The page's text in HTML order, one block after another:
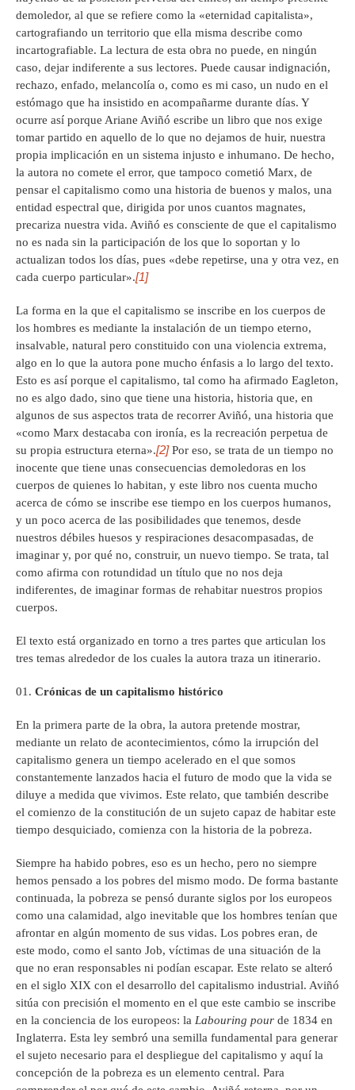
demoledor, al que se refiere como la «eternidad capitalista»,
cartografiando un territorio que ella misma describe como
incartografiable. La lectura de esta obra no puede, en ningún
caso, dejar indiferente a sus lectores. Puede causar indignación,
rechazo, enfado, melancolía o, como es mi caso, un nudo en el
estómago que ha insistido en acompañarme durante días. Y
ocurre así porque Ariane Aviñó escribe un libro que nos exige
tomar partido en aquello de lo que no dejamos de huir, nuestra
propia implicación en un sistema injusto e inhumano. De hecho,
la autora no comete el error, que tampoco cometió Marx, de
pensar el capitalismo como una historia de buenos y malos, una
entidad espectral que, dirigida por unos cuantos magnates,
precariza nuestra vida. Aviñó es consciente de que el capitalismo
no es nada sin la participación de los que lo soportan y lo
actualizan todos los días, pues «debe repetirse, una y otra vez, en
cada cuerpo particular».[1]
La forma en la que el capitalismo se inscribe en los cuerpos de
los hombres es mediante la instalación de un tiempo eterno,
insalvable, natural pero constituido con una violencia extrema,
algo en lo que la autora pone mucho énfasis a lo largo del texto.
Esto es así porque el capitalismo, tal como ha afirmado Eagleton,
no es algo dado, sino que tiene una historia, historia que, en
algunos de sus aspectos trata de recorrer Aviñó, una historia que
«como Marx destacaba con ironía, es la recreación perpetua de
su propia estructura eterna».[2]Por eso, se trata de un tiempo no
inocente que tiene unas consecuencias demoledoras en los
cuerpos de quienes lo habitan, y este libro nos cuenta mucho
acerca de cómo se inscribe ese tiempo en los cuerpos humanos,
y un poco acerca de las posibilidades que tenemos, desde
nuestros débiles huesos y respiraciones desacompasadas, de
imaginar y, por qué no, construir, un nuevo tiempo. Se trata, tal
como afirma con rotundidad un título que no nos deja
indiferentes, de imaginar formas de rehabitar nuestros propios
cuerpos.
El texto está organizado en torno a tres partes que articulan los
tres temas alrededor de los cuales la autora traza un itinerario.
Crónicas de un capitalismo histórico
En la primera parte de la obra, la autora pretende mostrar,
mediante un relato de acontecimientos, cómo la irrupción del
capitalismo genera un tiempo acelerado en el que somos
constantemente lanzados hacia el futuro de modo que la vida se
diluye a medida que vivimos. Este relato, que también describe
el comienzo de la constitución de un sujeto capaz de habitar este
tiempo desquiciado, comienza con la historia de la pobreza.
Siempre ha habido pobres, eso es un hecho, pero no siempre
hemos pensado a los pobres del mismo modo. De forma bastante
continuada, la pobreza se pensó durante siglos por los europeos
como una calamidad, algo inevitable que los hombres tenían que
afrontar en algún momento de sus vidas. Los pobres eran, de
este modo, como el santo Job, víctimas de una situación de la
que no eran responsables ni podían escapar. Este relato se alteró
en el siglo XIX con el desarrollo del capitalismo industrial. Aviñó
sitúa con precisión el momento en el que este cambio se inscribe
en la conciencia de los europeos: la Labouring pour de 1834 en
Inglaterra. Esta ley sembró una semilla fundamental para generar
el sujeto necesario para el despliegue del capitalismo y aquí la
concepción de la pobreza es un elemento central. Para